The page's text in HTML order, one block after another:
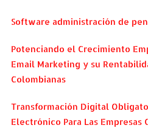
Software administración de
Potenciando el Crecimiento
Email Marketing y su
Colombianas
Transformación Digital
Electrónico Para Las Empresas